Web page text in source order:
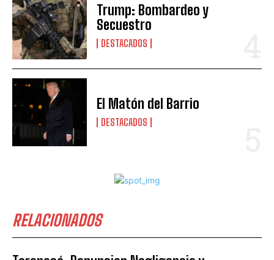
Trump: Bombardeo y
Secuestro
DESTACADOS
El Matón del Barrio
DESTACADOS
RELACIONADOS